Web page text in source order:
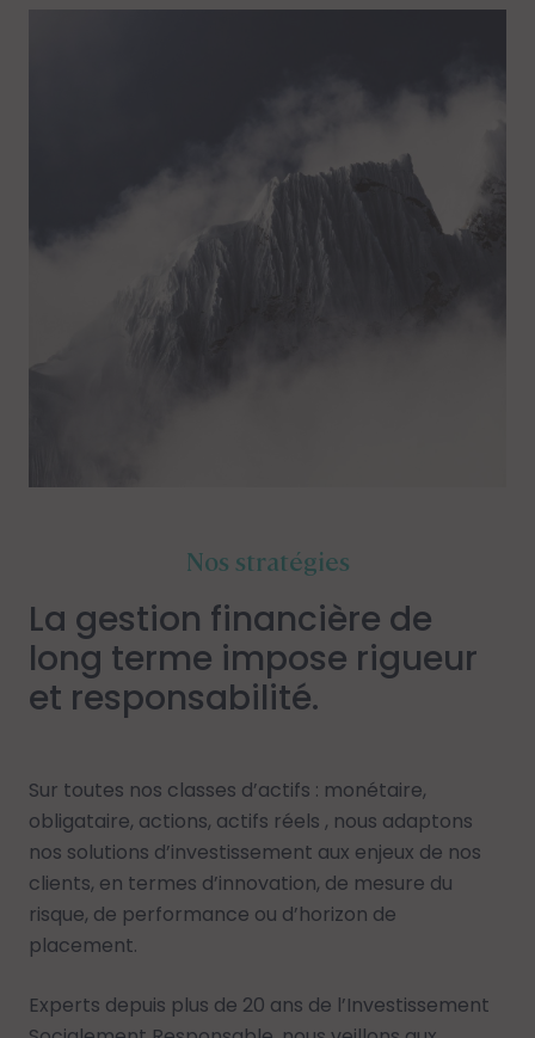
Nos stratégies
La gestion financière de
long terme impose rigueur
et responsabilité.
Sur toutes nos classes d’actifs : monétaire,
obligataire, actions, actifs réels , nous adaptons
nos solutions d’investissement aux enjeux de nos
clients, en termes d’innovation, de mesure du
risque, de performance ou d’horizon de
placement.
Experts depuis plus de 20 ans de l’Investissement